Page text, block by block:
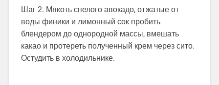
Шаг 2. Мякоть спелого авокадо, отжатые от
воды финики и лимонный сок пробить
блендером до однородной массы, вмешать
какао и протереть полученный крем через сито.
Остудить в холодильнике.